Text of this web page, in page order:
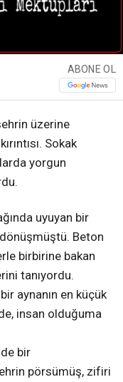
ABONE OL
üzerine
Sokak
yorgun
uyuyan bir
Beton
birbirine bakan
tanıyordu.
aynanın en küçük
insan olduğuma
bir
pörsümüş, zifiri